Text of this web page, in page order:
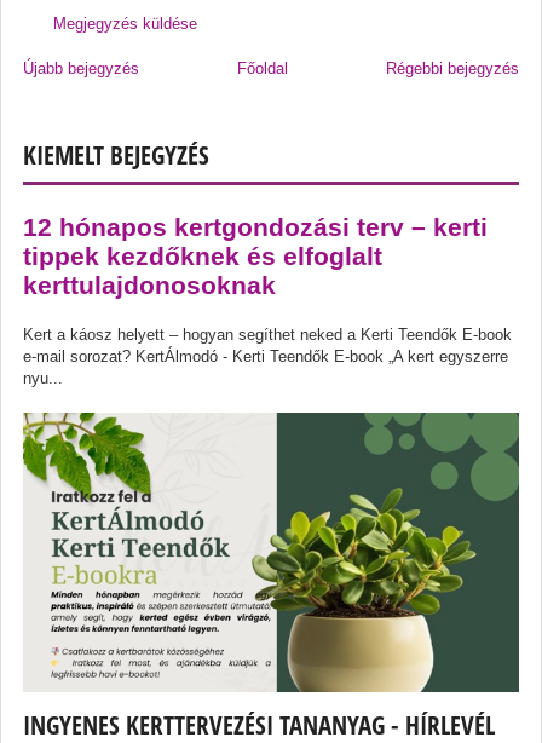
Megjegyzés küldése
Újabb bejegyzés Régebbi bejegyzés
Főoldal
KIEMELT BEJEGYZÉS
12 hónapos kertgondozási terv – kerti
tippek kezdőknek és elfoglalt
kerttulajdonosoknak
Kert a káosz helyett – hogyan segíthet neked a Kerti Teendők E-book
e-mail sorozat? KertÁlmodó - Kerti Teendők E-book „A kert egyszerre
nyu...
INGYENES KERTTERVEZÉSI TANANYAG - HÍRLEVÉL